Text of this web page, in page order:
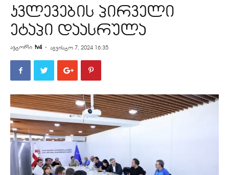
კვლევების პირველი
ეტაპი დაასრულა
ავტორი tv4 - აგვისტო 7, 2024 16:35